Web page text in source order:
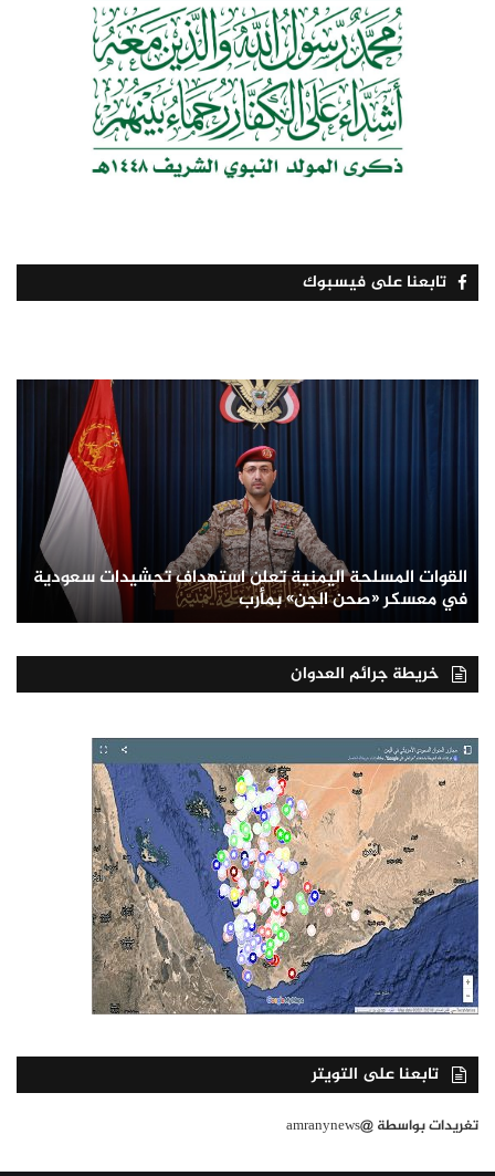
تابعنا على فيسبوك
القوات المسلحة اليمنية تعلن استهداف تحشيدات سعودية
في معسكر «صحن الجن» بمأرب
خريطة جرائم العدوان
تابعنا على التويتر
تغريدات بواسطة @amranynews